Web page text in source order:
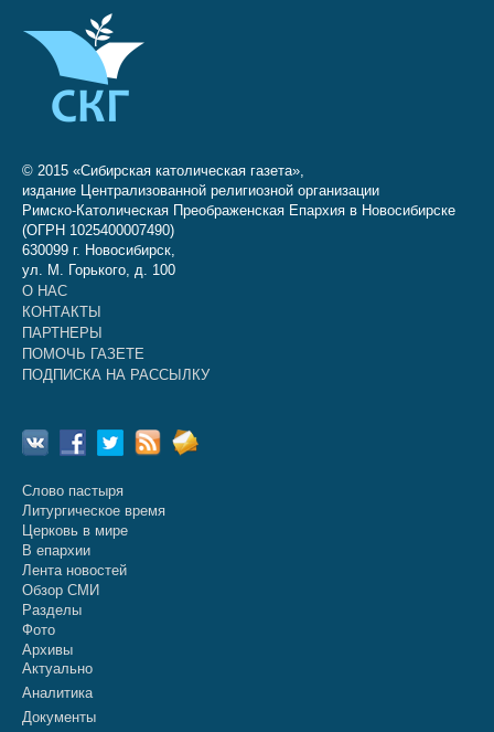
© 2015 «Сибирская католическая газета»,
издание Централизованной религиозной организации
Римско-Католическая Преображенская Епархия в Новосибирске
(ОГРН 1025400007490)
630099 г. Новосибирск,
ул. М. Горького, д. 100
О НАС
КОНТАКТЫ
ПАРТНЕРЫ
ПОМОЧЬ ГАЗЕТЕ
ПОДПИСКА НА РАССЫЛКУ
Слово пастыря
Литургическое время
Церковь в мире
В епархии
Лента новостей
Обзор СМИ
Разделы
Фото
Архивы
Актуально
Аналитика
Документы